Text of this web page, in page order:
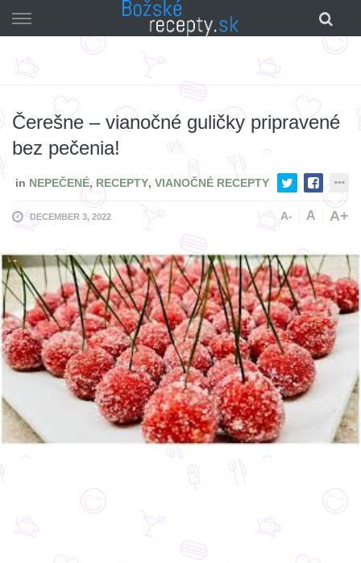
to
Čerešne – vianočné guličky pripravené
bez pečenia!
in NEPEČENÉ,RECEPTY, VIANOČNÉ RECEPTY
DECEMBER 3, 2022 A- A A+